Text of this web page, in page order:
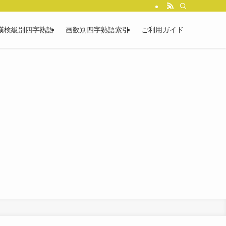
検級別四字熟語 画数別四字熟語索引 ご利用ガイド